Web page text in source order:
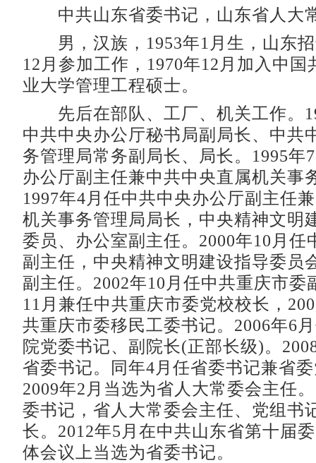
中共山东省委书记，山东省人大
男，汉族，1953年1月生，山东招
12月参加工作，1970年12月加入中国
业大学管理工程硕士。
先后在部队、工厂、机关工作。
中共中央办公厅秘书局副局长、中共
务管理局常务副局长、局长。1995年
办公厅副主任兼中共中央直属机关事
1997年4月任中共中央办公厅副主任
机关事务管理局局长，中央精神文明
委员、办公室副主任。2000年10月任
副主任，中央精神文明建设指导委员
副主任。2002年10月任中共重庆市委
11月兼任中共重庆市委党校校长，
共重庆市委移民工委书记。2006年6
院党委书记、副院长(正部长级)。
省委书记。同年4月任省委书记兼省
2009年2月当选为省人大常委会主任
委书记，省人大常委会主任、党组书
长。2012年5月在中共山东省第十届
体会议上当选为省委书记。